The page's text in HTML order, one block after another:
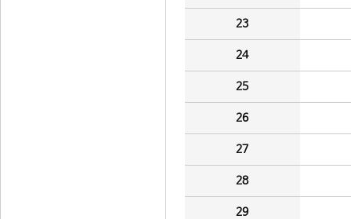
23
24
25
26
27
28
29